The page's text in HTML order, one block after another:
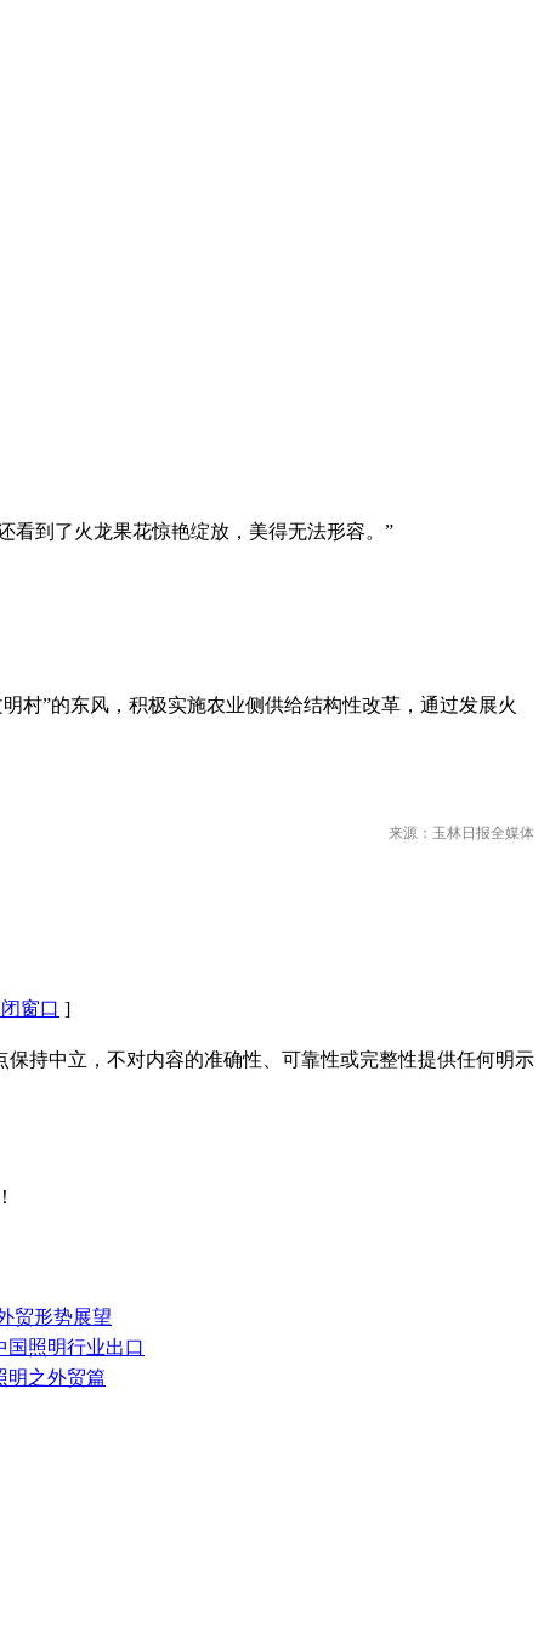
看到了火龙果花惊艳绽放，美得无法形容。”
村”的东风，积极实施农业侧供给结构性改革，通过发展火
来源：玉林日报全媒体
窗口 ]
持中立，不对内容的准确性、可靠性或完整性提供任何明示
贸形势展望
国照明行业出口
明之外贸篇